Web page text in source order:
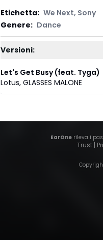
Etichetta: We Next, Sony
Genere: Dance
Versioni:
Let's Get Busy (feat. Tyga)
Lotus, GLASSES MALONE
EarOne rileva i
Trust |